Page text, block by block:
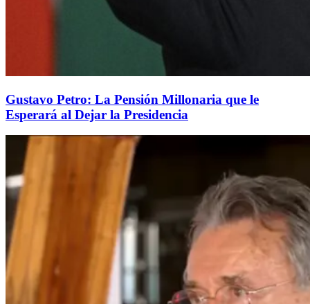
Gustavo Petro: La Pensión Millonaria que le
Esperará al Dejar la Presidencia